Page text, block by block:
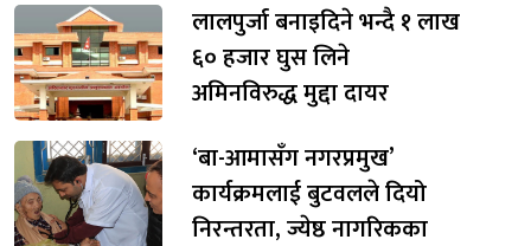
लालपुर्जा बनाइदिने भन्दै १ लाख
६० हजार घुस लिने
अमिनविरुद्ध मुद्दा दायर
‘बा-आमासँग नगरप्रमुख’
कार्यक्रमलाई बुटवलले दियो
निरन्तरता, ज्येष्ठ नागरिकका